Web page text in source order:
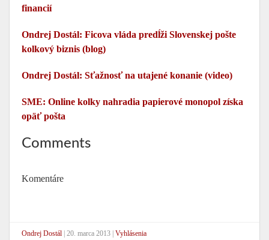
financií
Ondrej Dostál: Ficova vláda predĺži Slovenskej pošte
kolkový biznis (blog)
Ondrej Dostál: Sťažnosť na utajené konanie (video)
SME: Online kolky nahradia papierové monopol získa
opäť pošta
Comments
Komentáre
Ondrej Dostál 20. marca 2013 Vyhlásenia